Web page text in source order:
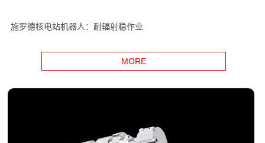
施罗德核电站机器人：耐辐射稳作业
MORE